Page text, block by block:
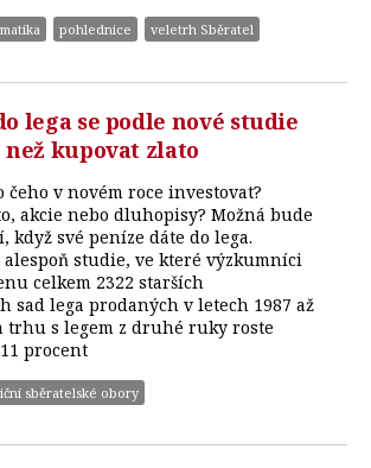
pohlednice veletrh Sběratel
lega se podle nové studie
kupovat zlato
čeho v novém roce investovat?
akcie nebo dluhopisy? Možná bude
když své peníze dáte do lega.
alespoň studie, ve které výzkumníci
celkem 2322 starších
sad lega prodaných v letech 1987 až
trhu s legem z druhé ruky roste
procent
sběratelské obory